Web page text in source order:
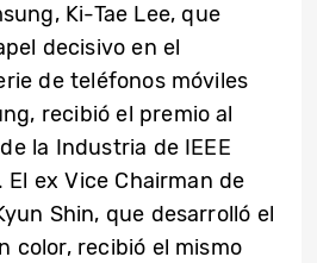
Ki-Tae Lee, que
decisivo en el
de teléfonos móviles
recibió el premio al
la Industria de IEEE
El ex Vice Chairman de
Shin, que desarrolló el
color, recibió el mismo